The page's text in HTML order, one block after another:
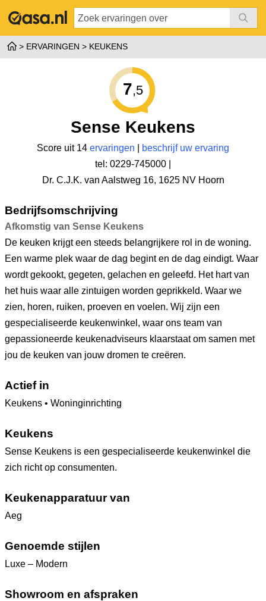
ERVARINGEN KEUKENS
7,5
Sense Keukens
Score uit 14 ervaringen
beschrijf uw ervaring
tel: 0229-745000 |
Dr. C.J.K. van Aalstweg 16, 1625 NV Hoorn
Bedrijfsomschrijving
Afkomstig van Sense Keukens
De keuken krijgt een steeds belangrijkere rol in de woning.
Een warme plek waar de dag begint en de dag eindigt. Waar
wordt gekookt, gegeten, gelachen en geleefd. Het hart van
het huis waar alle zintuigen worden geprikkeld. Waar we
zien, horen, ruiken, proeven en voelen. Wij zijn een
gespecialiseerde keukenwinkel, waar ons team van
gepassioneerde keukenadviseurs klaarstaat om samen met
jou de keuken van jouw dromen te creëren.
Actief in
Keukens • Woninginrichting
Keukens
Sense Keukens is een gespecialiseerde keukenwinkel die
zich richt op consumenten.
Keukenapparatuur van
Aeg
Genoemde stijlen
Luxe – Modern
Showroom en afspraken